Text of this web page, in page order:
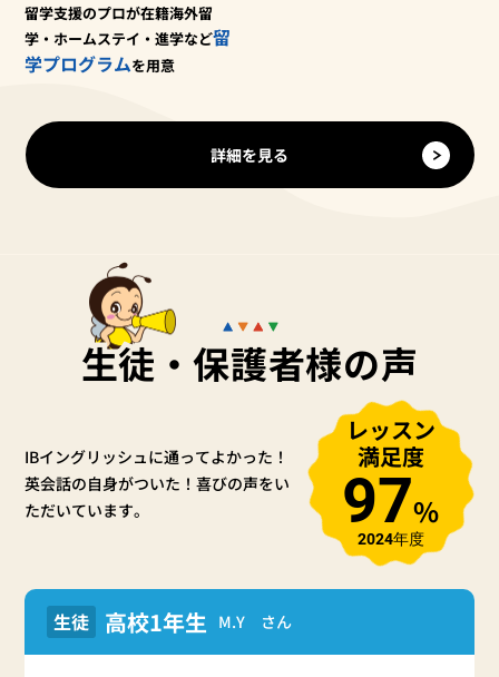
留学支援のプロが在籍海外留
学・ホームステイ・進学など留
学プログラムを用意
詳細を見る
生徒・保護者様の声
IBイングリッシュに通ってよかった！
英会話の自身がついた！喜びの声をい
ただいています。
レッスン
満足度
97%
2024年度
生徒 高校1年生 M.Y さん